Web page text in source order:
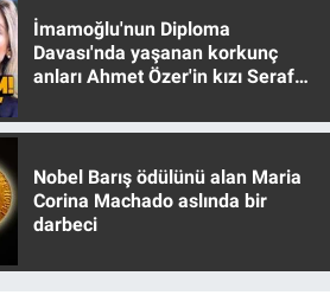
İmamoğlu'nun Diploma
Davası'nda yaşanan korkunç
anları Ahmet Özer'in kızı Seraf
Nobel Barış ödülünü alan Maria
Corina Machado aslında bir
darbeci